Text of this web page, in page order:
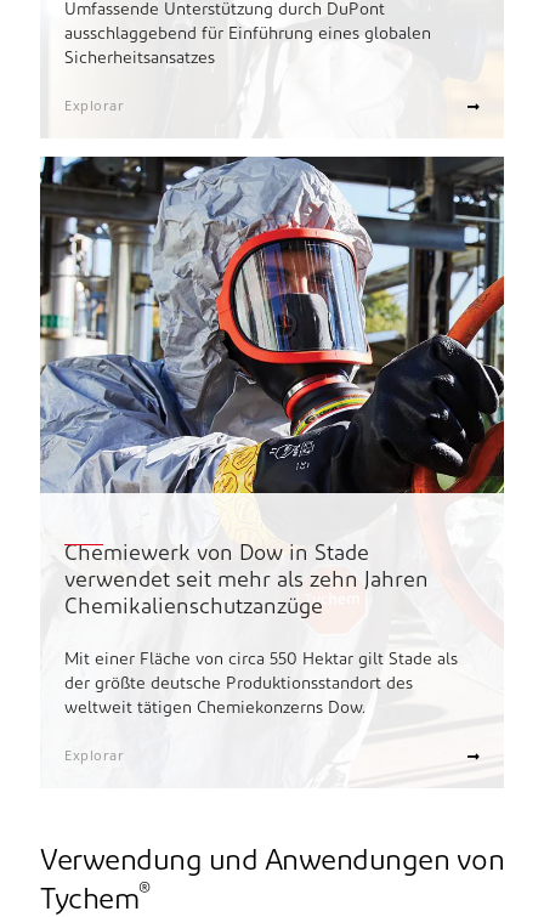
Umfassende Unterstützung durch DuPont
ausschlaggebend für Einführung eines globalen
Sicherheitsansatzes
Explorar
Chemiewerk von Dow in Stade
verwendet seit mehr als zehn Jahren
Chemikalienschutzanzüge
Mit einer Fläche von circa 550 Hektar gilt Stade als
der größte deutsche Produktionsstandort des
weltweit tätigen Chemiekonzerns Dow.
Explorar
Verwendung und Anwendungen von
Tychem®